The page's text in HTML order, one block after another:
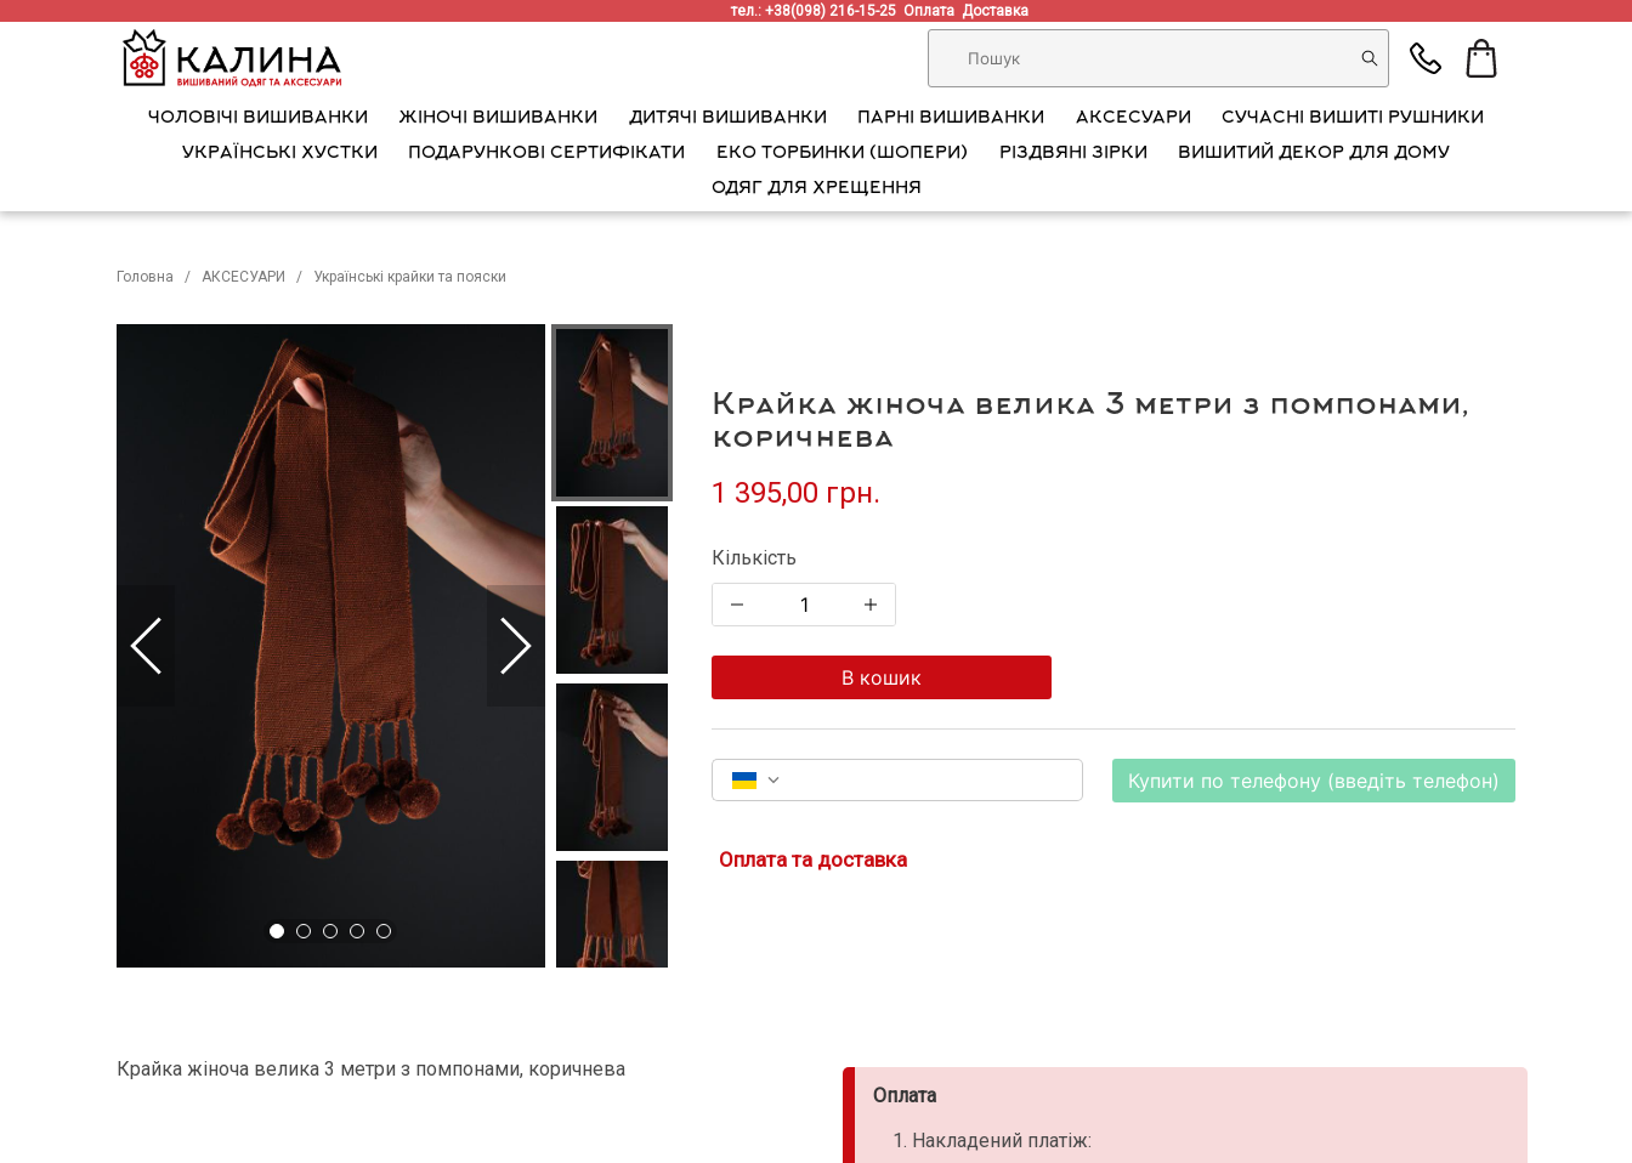
тел.: +38(098) 216-15-25 Оплата Доставка
ЧОЛОВІЧІ ВИШИВАНКИ ЖІНОЧІ ВИШИВАНКИ ДИТЯЧІ ВИШИВАНКИ ПАРНІ ВИШИВАНКИ АКСЕСУАРИ
СУЧАСНІ ВИШИТІ РУШНИКИ
УКРАЇНСЬКІ ХУСТКИ
ПОДАРУНКОВІ СЕРТИФІКАТИ ЕКО ТОРБИНКИ (ШОПЕРИ) РІЗДВЯНІ ЗІРКИ
ВИШИТИЙ ДЕКОР ДЛЯ ДОМУ
ОДЯГ ДЛЯ ХРЕЩЕННЯ
Головна АКСЕСУАРИ Українські крайки та пояски
Крайка жіноча велика 3 метри з помпонами,
коричнева
1 395,00 грн.
Кількість
В кошик
Купити по телефону (введіть телефон)
Оплата та доставка
Крайка жіноча велика 3 метри з помпонами, коричнева
Оплата
Накладений платіж: